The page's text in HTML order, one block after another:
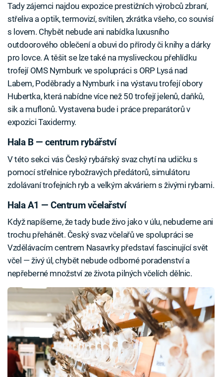
Tady zájemci najdou expozice prestižních výrobců zbraní,
střeliva a optik, termovizí, svítilen, zkrátka všeho, co souvisí
s lovem. Chybět nebude ani nabídka luxusního
outdoorového oblečení a obuvi do přírody či knihy a dárky
pro lovce. A těšit se lze také na mysliveckou přehlídku
trofejí OMS Nymburk ve spolupráci s ORP Lysá nad
Labem, Poděbrady a Nymburk i na výstavu trofejí obory
Hubertka, která nabídne více než 50 trofejí jelenů, daňků,
sik a muflonů. Vystavena bude i práce preparátorů v
expozici Taxidermy.
Hala B — centrum rybářství
V této sekci vás Český rybářský svaz chytí na udičku s
pomocí střelnice rybožravých předátorů, simulátoru
zdolávaní trofejních ryb a velkým akváriem s živými rybami.
Hala A1 — Centrum včelařství
Když napíšeme, že tady bude živo jako v úlu, nebudeme ani
trochu přehánět. Český svaz včelařů ve spolupráci se
Vzdělávacím centrem Nasavrky představí fascinující svět
včel — živý úl, chybět nebude odborné poradenství a
nepřeberné množství ze života pilných včelích dělnic.